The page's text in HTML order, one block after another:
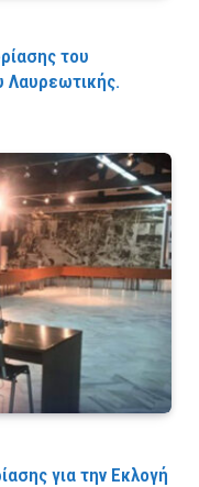
του
Λαυρεωτικής.
για την Εκλογή